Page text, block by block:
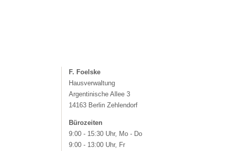
F. Foelske
Hausverwaltung
Argentinische Allee 3
14163 Berlin Zehlendorf
Bürozeiten
9:00 - 15:30 Uhr, Mo - Do
9:00 - 13:00 Uhr, Fr